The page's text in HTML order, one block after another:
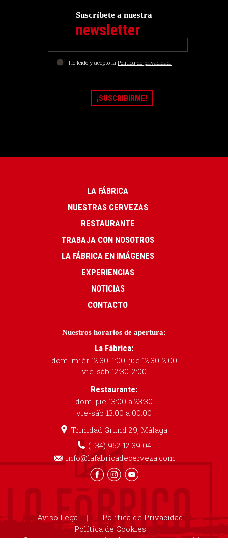
Suscríbete a nuestra
newsletter
He leído y acepto la Política de privacidad.
LA FÁBRICA
NUESTRAS CERVEZAS
RESTAURANTE
TRABAJA CON NOSOTROS
LA FÁBRICA EN IMÁGENES
EXPERIENCIAS
NOTICIAS
CONTACTO
Nuestros horarios de apertura:
La Fábrica:
dom-miér 12:30-1:00, jue 12:30-2:00
vie-sáb 12:30-2:00
Restaurante:
dom-jue 13:00 a 23:30
vie-sáb 13:00 a 00:00
Trinidad Grund 29, Málaga
(+34) 952 12 39 04
info@lafabricadecerveza.com
Aviso Legal
Política de Privacidad
Política de Cookies
Cruzcampo recomienda el consumo responsable